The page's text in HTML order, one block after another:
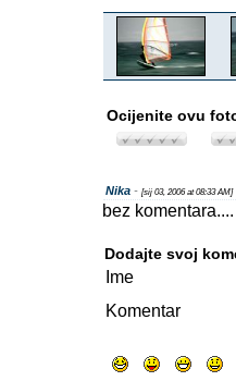
Ocijenite ovu
Nika - [sij 03, 2006 at 08:33 AM]
bez komentara....
Dodajte svoj
Ime
Komentar